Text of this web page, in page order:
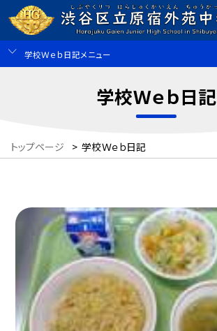
学校Ｗｅｂ日記メニュー
学校Ｗｅｂ日記
トップページ > 学校Ｗｅｂ日記